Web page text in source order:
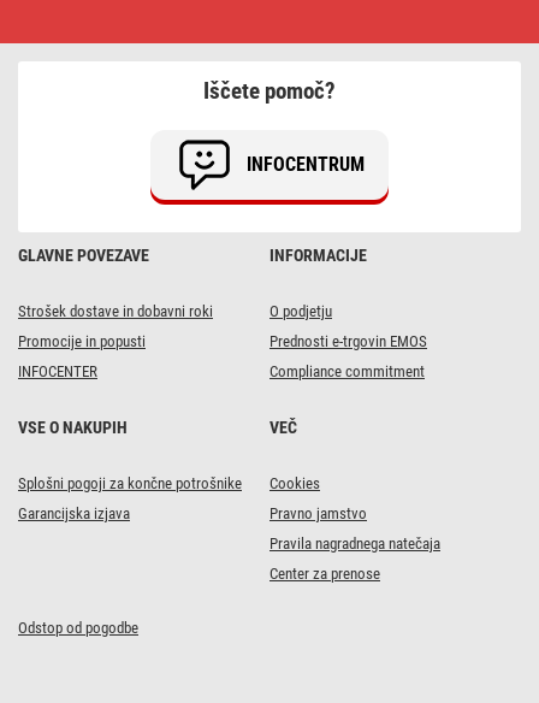
girlanda
belaGLAVNE POVEZAVE
Strošek dostave in dobavni roki
Promocije in popusti
INFOCENTER
INFORMACIJE
O podjetju
Prednosti e-trgovin EMOS
Compliance commitment
VSE O NAKUPIH
Splošni pogoji za končne potrošnike
Garancijska izjava
VEČ
Cookies
Pravno jamstvo
Pravila nagradnega natečaja
Center za prenose
Odstop od pogodbe
Iščete pomoč?
INFOCENTRUM